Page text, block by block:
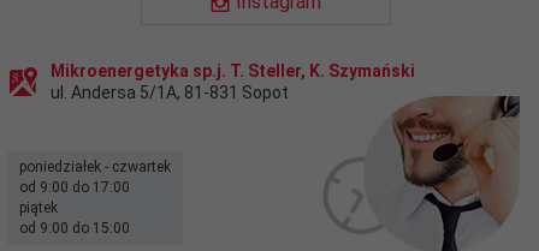
Mikroenergetyka sp.j. T. Steller, K. Szymański
ul. Andersa 5/1A, 81-831 Sopot
poniedziałek - czwartek
od 9:00 do 17:00
piątek
od 9:00 do 15:00